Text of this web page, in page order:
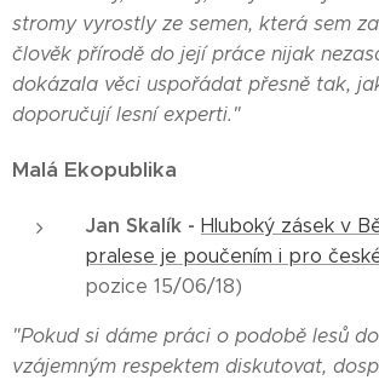
stromy vyrostly ze semen, která sem
člověk přírodě do její práce nijak
dokázala věci uspořádat přesně tak,
doporučují lesní experti."
Malá Ekopublika
Jan Skalík - Hluboký zásek v
pralese je poučením i pro
pozice 15/06/18)
"Pokud si dáme práci o podobě lesů
vzájemným respektem diskutovat,